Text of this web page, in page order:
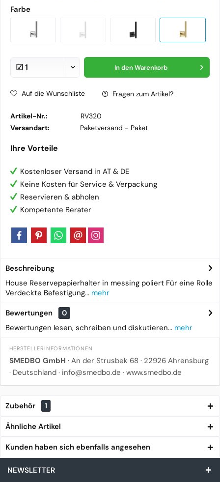
Farbe
In den Warenkorb
Auf die Wunschliste Fragen zum Artikel?
Artikel-Nr.:
RV320
Versandart:
Paketversand - Paket
Ihre Vorteile
Kostenloser Versand in AT & DE
Keine Kosten für Service & Verpackung
Reservieren & abholen
Kompetente Berater
Beschreibung
House Reservepapierhalter in messing poliert Für eine Rolle
Verdeckte Befestigung... mehr
Bewertungen
0
Bewertungen lesen, schreiben und diskutieren... mehr
HERSTELLERINFORMATIONEN
SMEDBO GmbH · An der Strusbek 68 · 22926 Ahrensburg
· Deutschland · info@smedbo.de · www.smedbo.de
Zubehör 1
Ähnliche Artikel
Kunden haben sich ebenfalls angesehen
NEWSLETTER